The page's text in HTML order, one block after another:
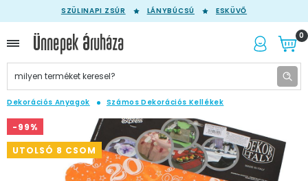
SZÜLINAPI ZSÚR LÁNYBÚCSÚ ESKÜVŐ
0
Dekorációs Anyagok Számos Dekorációs Kellékek
-99%
UTOLSÓ 8 CSOM